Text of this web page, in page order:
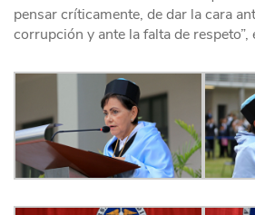
pensar críticamente, de dar la cara
corrupción y ante la falta de respeto”,